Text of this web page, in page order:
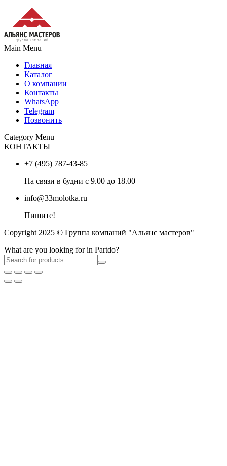
Main Menu
Главная
Каталог
О компании
Контакты
WhatsApp
Telegram
Позвонить
Category Menu
КОНТАКТЫ
+7 (495) 787-43-85
На связи в будни с 9.00 до 18.00
info@33molotka.ru
Пишите!
Copyright 2025 © Группа компаний "Альянс мастеров"
What are you looking for in Partdo?